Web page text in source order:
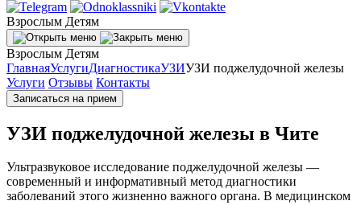
Взрослым Детям
Взрослым Детям
ГлавнаяУслугиДиагностикаУЗИУЗИ поджелудочной железы
Услуги Отзывы Контакты
Записаться на прием
УЗИ поджелудочной железы в Чите
Ультразвуковое исследование поджелудочной железы —
современный и информативный метод диагностики
заболеваний этого жизненно важного органа. В медицинском